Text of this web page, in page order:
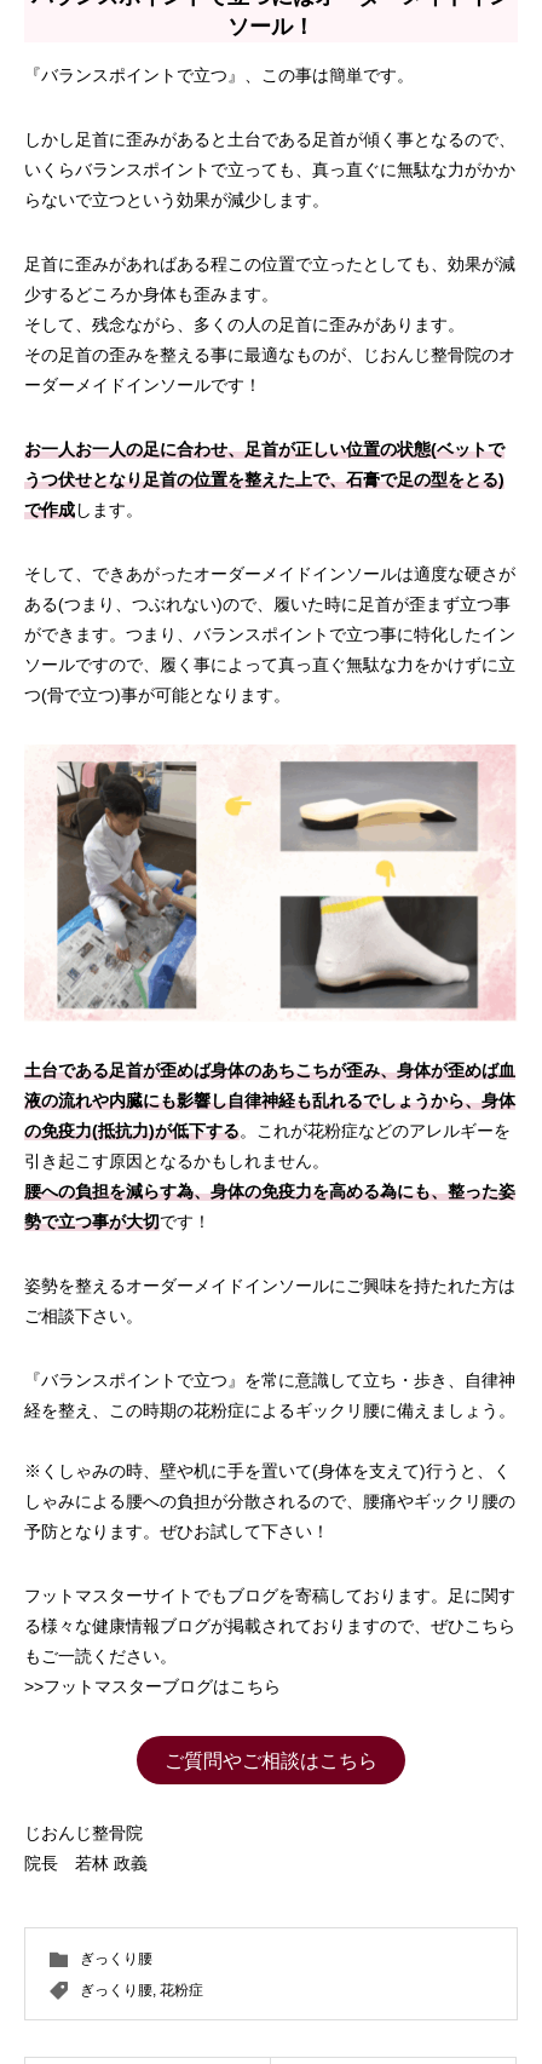
ソール！
『バランスポイントで立つ』、この事は簡単です。
しかし足首に歪みがあると土台である足首が傾く事となるので、
いくらバランスポイントで立っても、真っ直ぐに無駄な力がかか
らないで立つという効果が減少します。
足首に歪みがあればある程この位置で立ったとしても、効果が減
少するどころか身体も歪みます。
そして、残念ながら、多くの人の足首に歪みがあります。
その足首の歪みを整える事に最適なものが、じおんじ整骨院のオ
ーダーメイドインソールです！
お一人お一人の足に合わせ、足首が正しい位置の状態(ベットで
うつ伏せとなり足首の位置を整えた上で、石膏で足の型をとる)
で作成します。
そして、できあがったオーダーメイドインソールは適度な硬さが
ある(つまり、つぶれない)ので、履いた時に足首が歪まず立つ事
ができます。つまり、バランスポイントで立つ事に特化したイン
ソールですので、履く事によって真っ直ぐ無駄な力をかけずに立
つ(骨で立つ)事が可能となります。
土台である足首が歪めば身体のあちこちが歪み、身体が歪めば血
液の流れや内臓にも影響し自律神経も乱れるでしょうから、身体
の免疫力(抵抗力)が低下する。これが花粉症などのアレルギーを
引き起こす原因となるかもしれません。
腰への負担を減らす為、身体の免疫力を高める為にも、整った姿
勢で立つ事が大切です！
姿勢を整えるオーダーメイドインソールにご興味を持たれた方は
ご相談下さい。
『バランスポイントで立つ』を常に意識して立ち・歩き、自律神
経を整え、この時期の花粉症によるギックリ腰に備えましょう。
※くしゃみの時、壁や机に手を置いて(身体を支えて)行うと、く
しゃみによる腰への負担が分散されるので、腰痛やギックリ腰の
予防となります。ぜひお試して下さい！
フットマスターサイトでもブログを寄稿しております。足に関す
る様々な健康情報ブログが掲載されておりますので、ぜひこちら
もご一読ください。
>>フットマスターブログはこちら
ご質問やご相談はこちら
じおんじ整骨院
院長 若林 政義
ぎっくり腰
ぎっくり腰, 花粉症